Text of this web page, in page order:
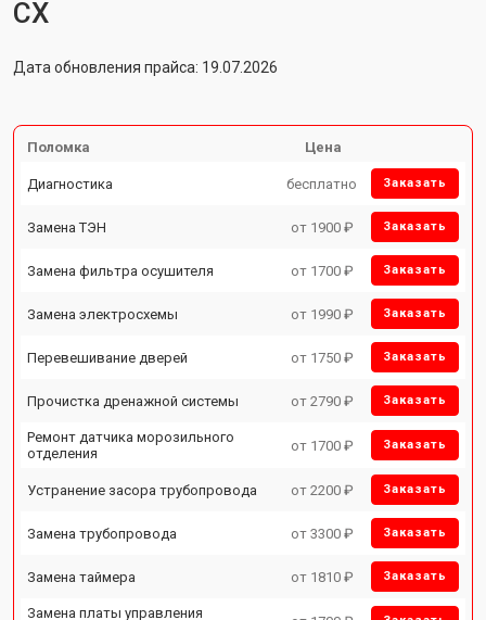
CX
Дата обновления прайса: 19.07.2026
Поломка Цена
Диагностика бесплатно Заказать
Замена ТЭН от 1900 ₽ Заказать
Замена фильтра осушителя от 1700 ₽ Заказать
Замена электросхемы от 1990 ₽ Заказать
Перевешивание дверей от 1750 ₽ Заказать
Прочистка дренажной системы от 2790 ₽ Заказать
Ремонт датчика морозильного
отделения
от 1700 ₽ Заказать
Устранение засора трубопровода от 2200 ₽ Заказать
Замена трубопровода от 3300 ₽ Заказать
Замена таймера от 1810 ₽ Заказать
Замена платы управления